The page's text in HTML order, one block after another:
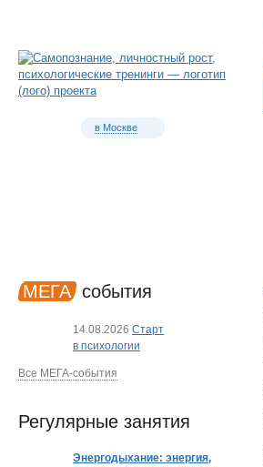
в Москве
МЕГА события
14.08.2026 Старт
в психологии
Все МЕГА-события
Регулярные занятия
Энергодыхание: энергия,